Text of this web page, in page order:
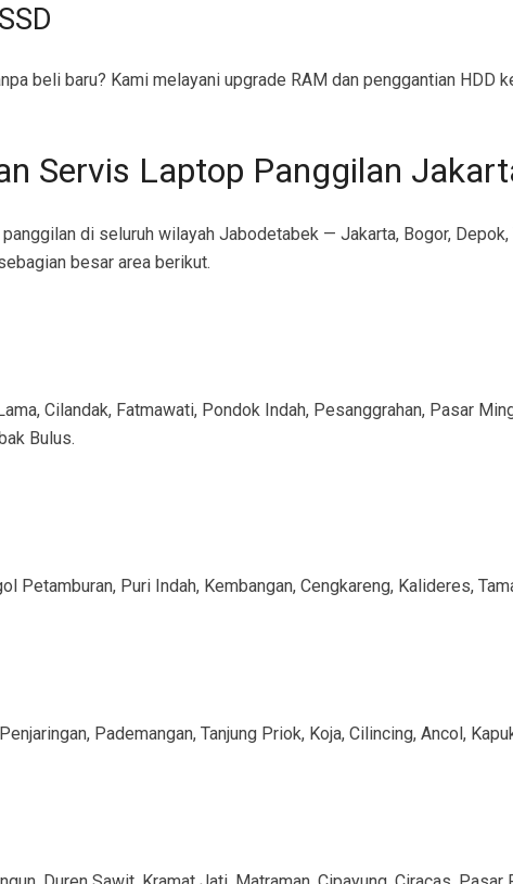
beli baru? Kami melayani upgrade RAM dan penggantian HDD
Servis Laptop Panggilan
di seluruh wilayah Jabodetabek — Jakarta, Bogor,
besar area berikut.
Cilandak, Fatmawati, Pondok Indah, Pesanggrahan, Pasar
Bulus.
Petamburan, Puri Indah, Kembangan, Cengkareng, Kalideres,
Pademangan, Tanjung Priok, Koja, Cilincing, Ancol,